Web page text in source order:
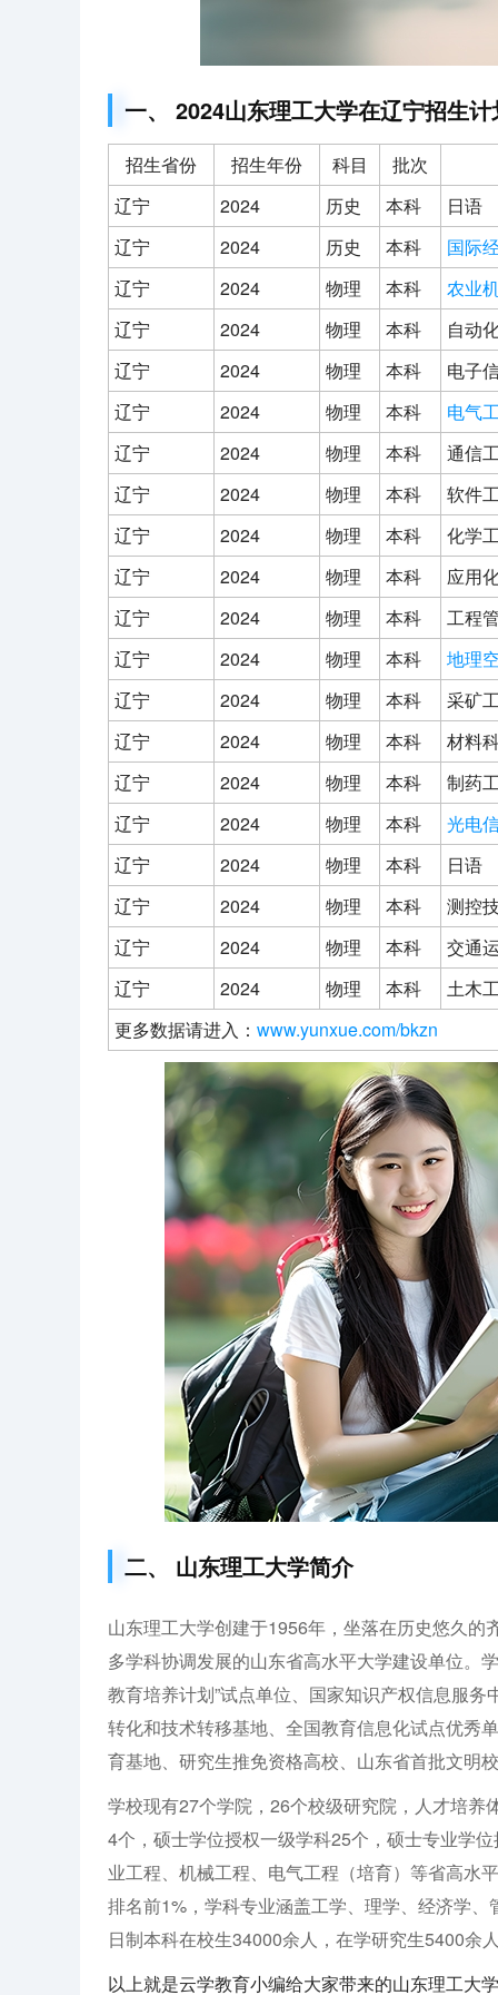
一、 2024山东理工大学在辽宁招生计
招生省份 招生年份 科目
批次
辽宁
2024 历史 本科
日语
辽宁
2024 历史 本科
国际
辽宁
2024 物理 本科
农业
辽宁
2024 物理 本科
自动
辽宁
2024 物理 本科
电子
辽宁
2024 物理 本科
电气
辽宁
2024 物理 本科
通信
辽宁
2024 物理 本科
软件
辽宁
2024 物理 本科
化学
辽宁
2024 物理 本科
应用
辽宁
2024 物理 本科
工程
辽宁
2024 物理 本科
地理
辽宁
2024 物理 本科
采矿
辽宁
2024 物理 本科
材料
辽宁
2024 物理 本科
制药
辽宁
2024 物理 本科
光电
辽宁
2024 物理 本科
日语
辽宁
2024 物理 本科
测控
辽宁
2024 物理 本科
交通
辽宁
2024 物理 本科
土木
更多数据请进入： www.yunxue.com/bkzn
二、 山东理工大学简介
山东理工大学创建于1956年，坐落在历史悠久
多学科协调发展的山东省高水平大学建设单位。
教育培养计划”试点单位、国家知识产权信息服
转化和技术转移基地、全国教育信息化试点优秀
育基地、研究生推免资格高校、山东省首批文明
学校现有27个学院，26个校级研究院，人才培
4个，硕士学位授权一级学科25个，硕士专业学
业工程、机械工程、电气工程（培育）等省高水
排名前1%，学科专业涵盖工学、理学、经济学
日制本科在校生34000余人，在学研究生5400余
以上就是云学教育小编给大家带来的山东理工大